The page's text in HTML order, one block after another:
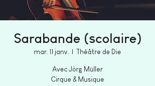
Sarabande (scolaire)
mar. 11 janv.
  |
Théâtre de Die
Avec Jörg Müller
Cirque & Musique